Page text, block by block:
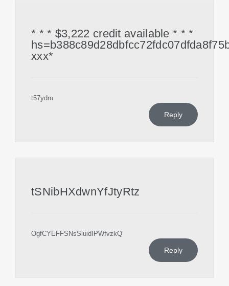
* * * $3,222 credit available * * *
ххх*
t57ydm
Reply
tSNibHXdwnYfJtyRtz
OgfCYEFFSNsSluidIPWfvzkQ
Reply